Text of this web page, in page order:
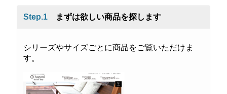
Step.1 まずは欲しい商品を探します
シリーズやサイズごとに商品をご覧いただけま
す。